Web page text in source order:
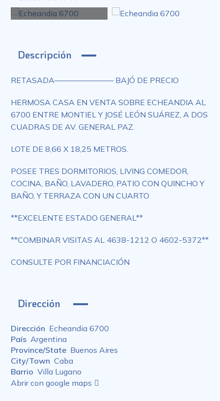
Descripción
RETASADA———————– BAJÓ DE PRECIO
HERMOSA CASA EN VENTA SOBRE ECHEANDIA AL
6700 ENTRE MONTIEL Y JOSÉ LEÓN SUÁREZ, A DOS
CUADRAS DE AV. GENERAL PAZ.
LOTE DE 8,66 X 18,25 METROS.
POSEE TRES DORMITORIOS, LIVING COMEDOR,
COCINA, BAÑO, LAVADERO, PATIO CON QUINCHO Y
BAÑO, Y TERRAZA CON UN CUARTO
**EXCELENTE ESTADO GENERAL**
**COMBINAR VISITAS AL 4638-1212 O 4602-5372**
CONSULTE POR FINANCIACIÓN
Dirección
Dirección Echeandia 6700
País Argentina
Province/State Buenos Aires
City/Town Caba
Barrio Villa Lugano
Abrir con google maps